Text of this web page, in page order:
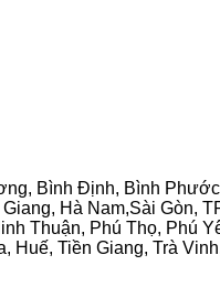
Bình Định, Bình
Hà Nam,Sài Gòn,
Thuận, Phú Thọ, Phú
Tiền Giang, Trà